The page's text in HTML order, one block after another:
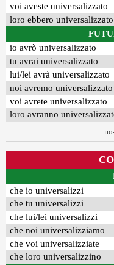
voi aveste universalizzato
loro ebbero universalizzato
io avrò universalizzato
tu avrai universalizzato
lui/lei avrà universalizzato
noi avremo universalizzato
voi avrete universalizzato
loro avranno
che io universalizzi
che tu universalizzi
che lui/lei universalizzi
che noi universalizziamo
che voi universalizziate
che loro universalizzino